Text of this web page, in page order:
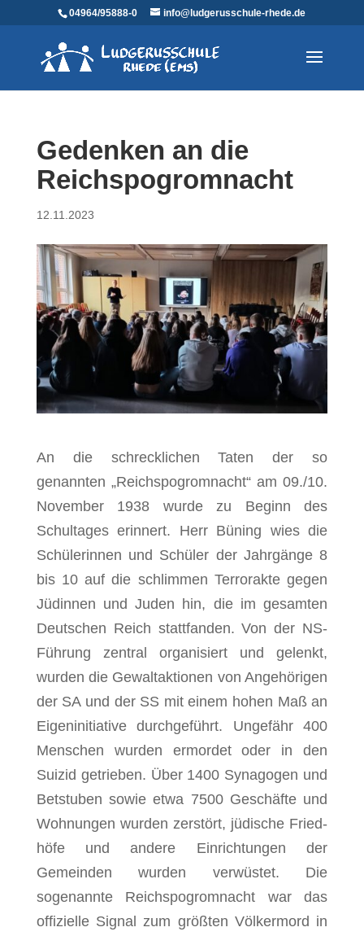
04964/95888-0 info@ludgerusschule-rhede.de
Gedenken an die
Reichspogromnacht
12.11.2023
An die schrecklichen Taten der so
genannten „Reichspogromnacht“ am 09./10.
November 1938 wurde zu Beginn des
Schultages erinnert. Herr Büning wies die
Schülerinnen und Schüler der Jahrgänge 8
bis 10 auf die schlimmen Terror­akte gegen
Jüdinnen und Juden hin, die im gesamten
Deutschen Reich stattfanden. Von der NS-
Führung zentral organisiert und gelenkt,
wurden die Gewalt­aktionen von Angehörigen
der SA und der SS mit einem hohen Maß an
Eigen­initiative durch­geführt. Ungefähr 400
Menschen wurden ermordet oder in den
Suizid getrieben. Über 1400 Synagogen und
Bet­stuben sowie etwa 7500 Geschäfte und
Wohnungen wurden zerstört, jüdische Fried­
höfe und andere Ein­richtungen der
Gemeinden wurden verwüstet. Die
sogenannte Reichspogromnacht war das
offizielle Signal zum größten Völkermord in